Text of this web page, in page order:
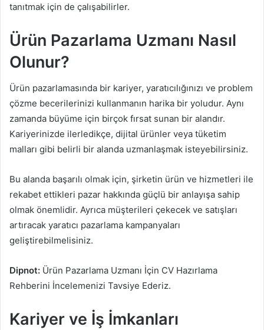
tanıtmak için de çalışabilirler.
Ürün Pazarlama Uzmanı Nasıl
Olunur?
Ürün pazarlamasında bir kariyer, yaratıcılığınızı ve problem
çözme becerilerinizi kullanmanın harika bir yoludur. Aynı
zamanda büyüme için birçok fırsat sunan bir alandır.
Kariyerinizde ilerledikçe, dijital ürünler veya tüketim
malları gibi belirli bir alanda uzmanlaşmak isteyebilirsiniz.
Bu alanda başarılı olmak için, şirketin ürün ve hizmetleri ile
rekabet ettikleri pazar hakkında güçlü bir anlayışa sahip
olmak önemlidir. Ayrıca müşterileri çekecek ve satışları
artıracak yaratıcı pazarlama kampanyaları
geliştirebilmelisiniz.
Dipnot: Ürün Pazarlama Uzmanı İçin CV Hazırlama
Rehberini İncelemenizi Tavsiye Ederiz.
Kariyer ve İş İmkanları